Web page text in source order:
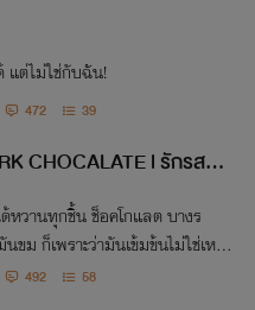
แต่ไม่ใช่กับฉัน!
472 39
CHOCALATE l รักรสขม
หวานทุกชิ้น ช็อคโกแลต บางร
ม ก็เพราะว่ามันเข้มข้นไม่ใช่เหร
492 58